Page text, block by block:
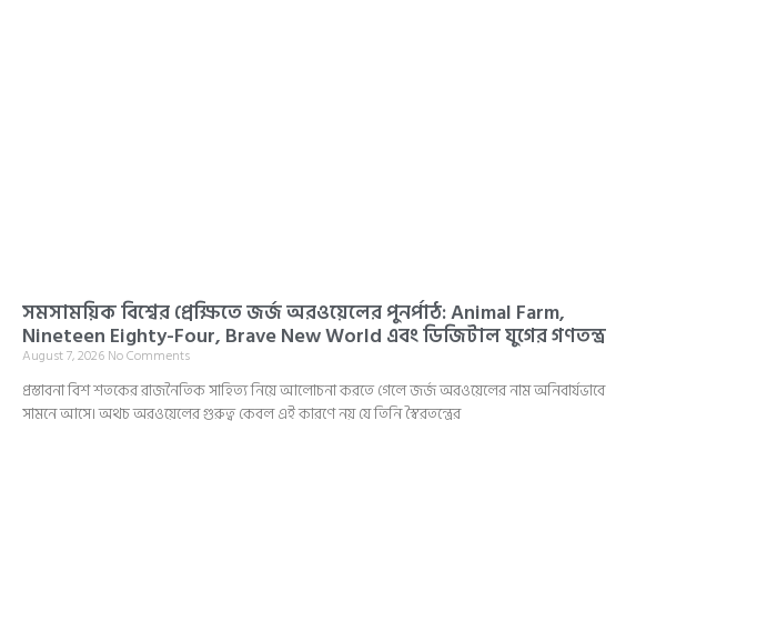
সমসাময়িক বিশ্বের প্রেক্ষিতে জর্জ অরওয়েলের পুনর্পাঠ: Animal Farm,
Nineteen Eighty-Four, Brave New World এবং ডিজিটাল যুগের গণতন্ত্র
August 7, 2026 No Comments
প্রস্তাবনা বিশ শতকের রাজনৈতিক সাহিত্য নিয়ে আলোচনা করতে গেলে জর্জ অরওয়েলের নাম অনিবার্যভাবে
সামনে আসে। অথচ অরওয়েলের গুরুত্ব কেবল এই কারণে নয় যে তিনি স্বৈরতন্ত্রের